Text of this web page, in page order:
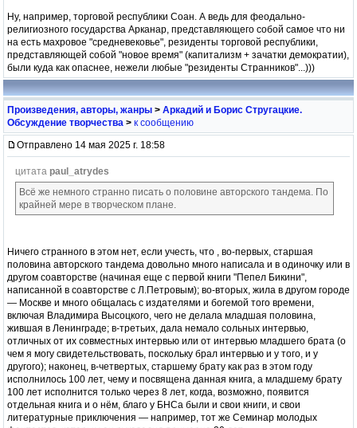
Ну, например, торговой республики Соан. А ведь для феодально-
религиозного государства Арканар, представляющего собой самое что ни
на есть махровое "средневековье", резиденты торговой республики,
представляющей собой "новое время" (капитализм + зачатки демократии),
были куда как опаснее, нежели любые "резиденты Странников"...)))
Произведения, авторы, жанры > Аркадий и Борис Стругацкие.
Обсуждение творчества > к сообщению
Отправлено 14 мая 2025 г. 18:58
цитата paul_atrydes
Всё же немного странно писать о половине авторского тандема. По
крайней мере в творческом плане.
Ничего странного в этом нет, если учесть, что , во-первых, старшая
половина авторского тандема довольно много написала и в одиночку или в
другом соавторстве (начиная еще с первой книги "Пепел Бикини",
написанной в соавторстве с Л.Петровым); во-вторых, жила в другом городе
— Москве и много общалась с издателями и богемой того времени,
включая Владимира Высоцкого, чего не делала младшая половина,
жившая в Ленинграде; в-третьих, дала немало сольных интервью,
отличных от их совместных интервью или от интервью младшего брата (о
чем я могу свидетельствовать, поскольку брал интервью и у того, и у
другого); наконец, в-четвертых, старшему брату как раз в этом году
исполнилось 100 лет, чему и посвящена данная книга, а младшему брату
100 лет исполнится только через 8 лет, когда, возможно, появится
отдельная книга и о нём, благо у БНСа были и свои книги, и свои
литературные приключения — например, тот же Семинар молодых